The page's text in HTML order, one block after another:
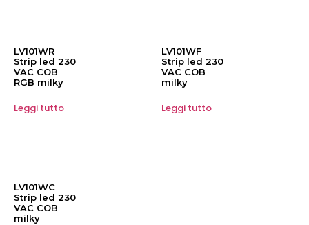
LV101WR
Strip led 230
VAC COB
RGB milky
Leggi tutto
LV101WF
Strip led 230
VAC COB
milky
Leggi tutto
LV101WC
Strip led 230
VAC COB
milky